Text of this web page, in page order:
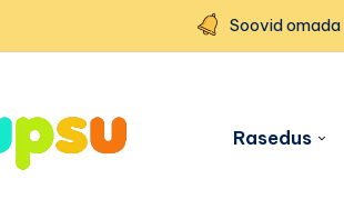
Soovid
Rasedus